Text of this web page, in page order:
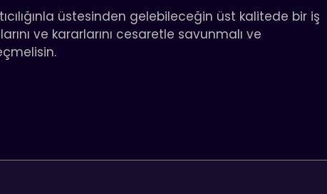
üstesinden gelebileceğin üst kalitede bir iş
ve kararlarını cesaretle savunmalı ve